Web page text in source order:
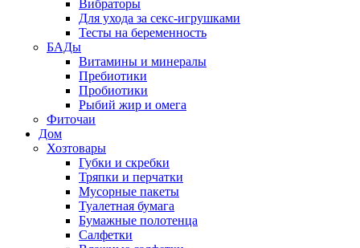
Вибраторы
Для ухода за секс-игрушками
Тесты на беременность
БАДы
Витамины и минералы
Пребиотики
Пробиотики
Рыбий жир и омега
Фиточаи
Дом
Хозтовары
Губки и скребки
Тряпки и перчатки
Мусорные пакеты
Туалетная бумага
Бумажные полотенца
Салфетки